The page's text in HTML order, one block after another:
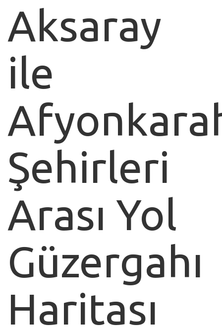
Aksaray
ile
Şehirleri
Arası Yol
Güzergahı
Haritası